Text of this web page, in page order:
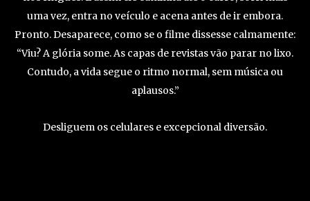
uma vez, entra no veículo e acena antes de ir embora.
Pronto. Desaparece, como se o filme dissesse calmamente:
“Viu? A glória some. As capas de revistas vão parar no lixo.
Contudo, a vida segue o ritmo normal, sem música ou
aplausos.”
Desliguem os celulares e excepcional diversão.